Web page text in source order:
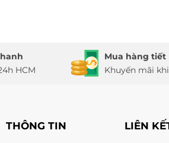
HCM
Mua hàng tiết
Khuyến mãi
THÔNG TIN LIÊN